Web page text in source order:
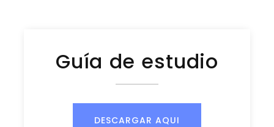
Guía de estudio
DESCARGAR AQUI